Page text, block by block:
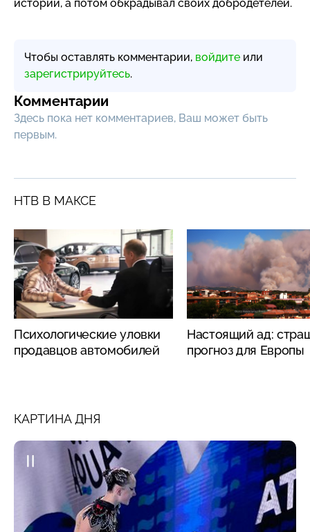
истории, а потом обкрадывал своих добродетелей.
Чтобы оставлять комментарии, войдите или
зарегистрируйтесь.
Комментарии
Здесь пока нет комментариев, Ваш может быть
первым.
НТВ В МАКСЕ
Психологические уловки
продавцов автомобилей
Настоящий ад:
прогноз для Европы
КАРТИНА ДНЯ